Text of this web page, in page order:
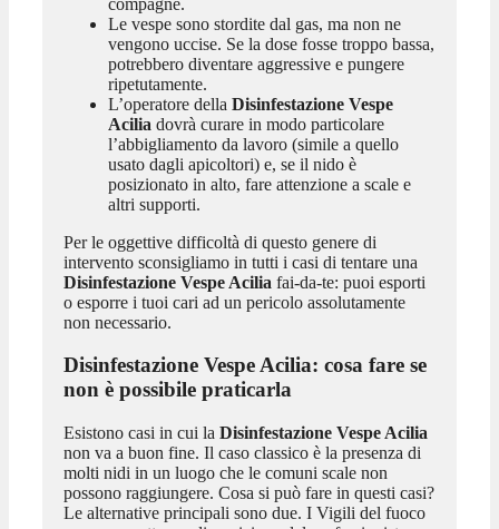
Le vespe sono stordite dal gas, ma non ne
vengono uccise. Se la dose fosse troppo bassa,
potrebbero diventare aggressive e pungere
ripetutamente.
L’operatore della Disinfestazione Vespe
Acilia dovrà curare in modo particolare
l’abbigliamento da lavoro (simile a quello
usato dagli apicoltori) e, se il nido è
posizionato in alto, fare attenzione a scale e
altri supporti.
Per le oggettive difficoltà di questo genere di
intervento sconsigliamo in tutti i casi di tentare una
Disinfestazione Vespe Acilia fai-da-te: puoi esporti
o esporre i tuoi cari ad un pericolo assolutamente
non necessario.
Disinfestazione Vespe Acilia: cosa fare se
non è possibile praticarla
Esistono casi in cui la Disinfestazione Vespe Acilia
non va a buon fine. Il caso classico è la presenza di
molti nidi in un luogo che le comuni scale non
possono raggiungere. Cosa si può fare in questi casi?
Le alternative principali sono due. I Vigili del fuoco